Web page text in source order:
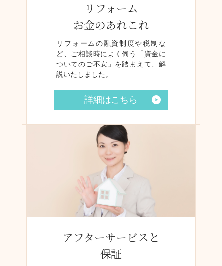
リフォーム
お金のあれこれ
リフォームの融資制度や税制な
ど、ご相談時によく伺う「資金に
ついてのご不安」を踏まえて、解
説いたしました。
詳細はこちら
アフターサービスと
保証